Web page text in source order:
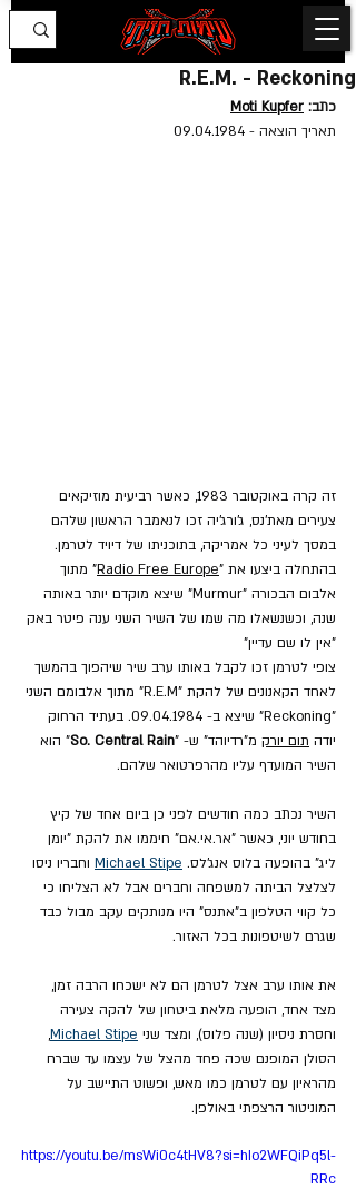
R.E.M. - Reckoning
כתב: Moti Kupfer
תאריך הוצאה - 09.04.1984
זה קרה באוקטובר 1983, כאשר רביעית מוזיקאים
צעירים מאת'נס, ג'ורג'יה זכו לנאמבר הראשון שלהם
במסך לעיני כל אמריקה, בתוכניתו של דיויד לטרמן.
בהתחלה ביצעו את "Radio Free Europe" מתוך
אלבום הבכורה "Murmur" שיצא מוקדם יותר באותה
שנה, וכשנשאלו מה שמו של השיר השני ענה פיטר באק
"אין לו שם עדיין"
צופי לטרמן זכו לקבל באותו ערב שיר שיהפוך בהמשך
לאחד הקאנונים של להקת "R.E.M" מתוך אלבומם השני
"Reckoning" שיצא ב- 09.04.1984. בעתיד הרחוק
יודה תום יורק מ"רדיוהד" ש- "So. Central Rain" הוא
השיר המועדף עליו מהרפרטואר שלהם.
השיר נכתב כמה חודשים לפני כן ביום אחד של קיץ
בחודש יוני, כאשר "אר.אי.אם" חיממו את להקת "יומן
ליג" בהופעה בלוס אנג'לס. Michael Stipe וחבריו ניסו
לצלצל הביתה למשפחה וחברים אבל לא הצליחו כי
כל קווי הטלפון ב"אתנס" היו מנותקים עקב מבול כבד
שגרם לשיטפונות בכל האזור.
את אותו ערב אצל לטרמן הם לא ישכחו הרבה זמן,
מצד אחד, הופעה מלאת ביטחון של להקה צעירה
וחסרת ניסיון (שנה פלוס), ומצד שני Michael Stipe
,
הסולן המופנם שכה פחד מהצל של עצמו עד שברח
מהראיון עם לטרמן כמו מאש, ופשוט התיישב על
המוניטור הרצפתי באולפן.
https://youtu.be/msWi0c4tHV8?si=hIo2WFQiPq5l-
RRc